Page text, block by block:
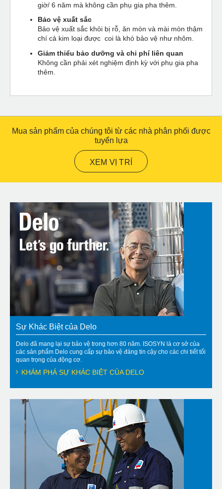
giờ/ 6 năm mà không cần phụ gia pha thêm.
Bảo vệ xuất sắc
Bảo vệ xuất sắc khỏi bị rỗ, ăn mòn và mài mòn thậm
chí cả kim loại được coi là khó bảo vệ như nhôm.
Giảm thiểu bảo dưỡng và chi phí liên quan
Không cần phải xét nghiệm định kỳ với phụ gia pha
thêm.
Mua sản phẩm của chúng tôi từ các nhà phân phối được
tuyển lựa
XEM VỊ TRÍ
Sự Khác Biệt của Delo
Delo đã mang lại sự bảo vệ trong hơn 80 năm. ISOSYN là cơ sở của
các sản phẩm Delo cung cấp sự bảo vệ đáng tin cậy cho các chi tiết tối
quan trọng của động cơ.
KHÁM PHÁ SỰ KHÁC BIỆT CỦA DELO